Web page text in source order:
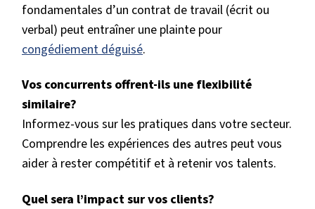
fondamentales d’un contrat de travail (écrit ou
verbal) peut entraîner une plainte pour
congédiement déguisé.
Vos concurrents offrent-ils une flexibilité
similaire?
Informez-vous sur les pratiques dans votre secteur.
Comprendre les expériences des autres peut vous
aider à rester compétitif et à retenir vos talents.
Quel sera l’impact sur vos clients?